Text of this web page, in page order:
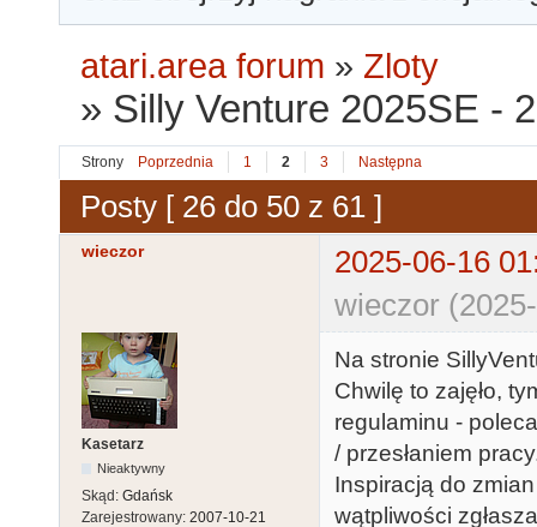
atari.area forum » Zloty
» Silly Venture 2025SE -
Strony Poprzednia 1 2 3 Następna
Posty [ 26 do 50 z 61 ]
wieczor
2025-06-16
wieczor
Kasetarz
Nieaktywny
Skąd: Gdańsk
Zarejestrowany: 2007-10-21
Na stronie
Chwilę to zajęło,
regulaminu -
/ przesłaniem
Inspiracją do
wątpliwości